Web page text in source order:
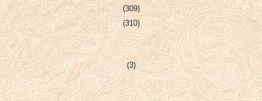
(309)
(310)
(3)